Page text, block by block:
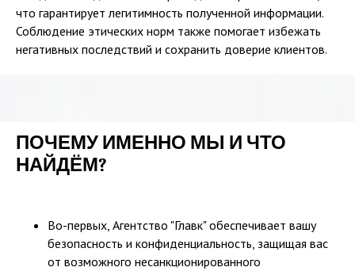
что гарантирует легитимность полученной информации.
Соблюдение этических норм также помогает избежать
негативных последствий и сохранить доверие клиентов.
ПОЧЕМУ ИМЕННО МЫ И ЧТО
НАЙДЁМ?
Во-первых, Агентство "Главк" обеспечивает вашу
безопасность и конфиденциальность, защищая вас
от возможного несанкционированного